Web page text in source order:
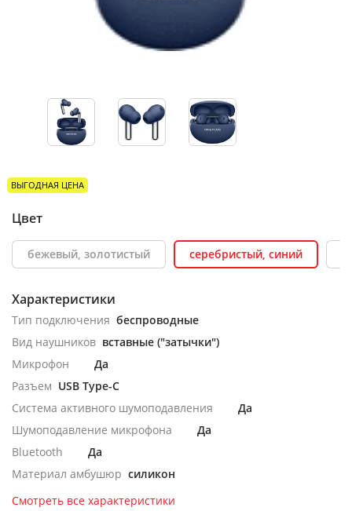
ВЫГОДНАЯ ЦЕНА
Цвет
бежевый, золотистый серебристый, синий
Характеристики
Тип подключения беспроводные
Вид наушников вставные ("затычки")
Микрофон
Да
Разъем USB Type-C
Система активного шумоподавления
Да
Шумоподавление микрофона
Да
Bluetooth
Да
Материал амбушюр силикон
Смотреть все характеристики